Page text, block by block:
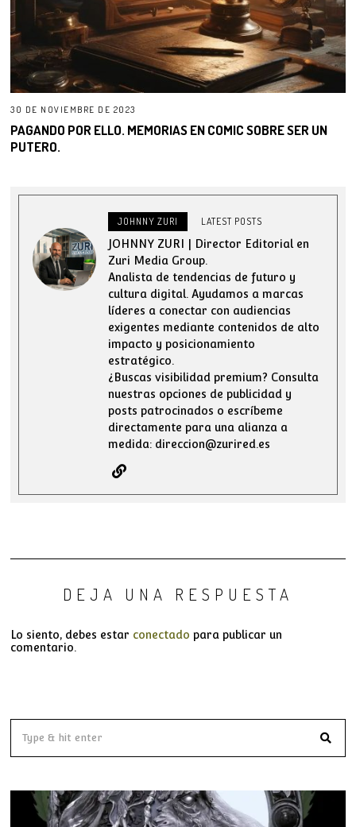
30 DE NOVIEMBRE DE 2023
PAGANDO POR ELLO. MEMORIAS EN COMIC SOBRE SER UN
PUTERO.
JOHNNY ZURI LATEST POSTS
JOHNNY ZURI | Director Editorial en
Zuri Media Group.
Analista de tendencias de futuro y
cultura digital. Ayudamos a marcas
líderes a conectar con audiencias
exigentes mediante contenidos de alto
impacto y posicionamiento
estratégico.
¿Buscas visibilidad premium? Consulta
nuestras opciones de publicidad y
posts patrocinados o escríbeme
directamente para una alianza a
medida: direccion@zurired.es
DEJA UNA RESPUESTA
Lo siento, debes estar conectado para publicar un
comentario.